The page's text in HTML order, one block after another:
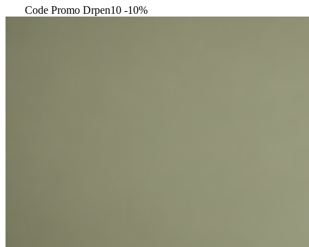
Code Promo Drpen10 -10%